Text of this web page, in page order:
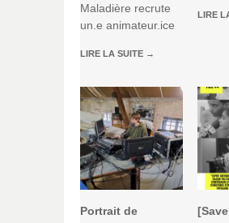
Maladière recrute
un.e animateur.ice
LIRE LA SUITE →
LIRE
Portrait de